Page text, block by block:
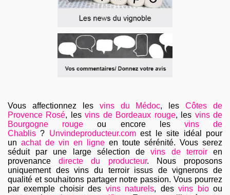
Vous affectionnez les vins du Médoc, lesCôtes de
Provence Rosé, lesvins de Bordeaux rouge, les vins de
Bourgogne rouge ou encore les vins de
Chablis ? Unvindeproducteur.comest le site idéal pour
un achat de vin en ligne en toute sérénité. Vous serez
séduit par une large sélection devins de terroiren
provenancedirecte du producteur. Nous proposons
uniquement des vins du terroir issus de vignerons de
qualité et souhaitons partager notre passion. Vous pourrez
par exemple choisir des vins naturels, desvins bioou